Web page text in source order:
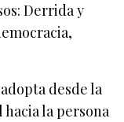
Derrida y
desde la
la persona